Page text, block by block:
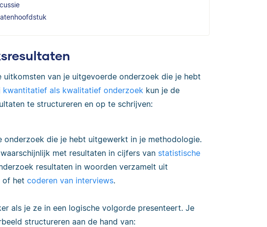
van je uitgevoerde onderzoek die je hebt
kwantitatief als kwalitatief onderzoek kun je de
te structureren en op te schrijven:
onderzoek die je hebt uitgewerkt in je methodologie.
met resultaten in cijfers van statistische
resultaten in woorden verzamelt uit
of het coderen van interviews.
als je ze in een logische volgorde presenteert. Je
structureren aan de hand van: